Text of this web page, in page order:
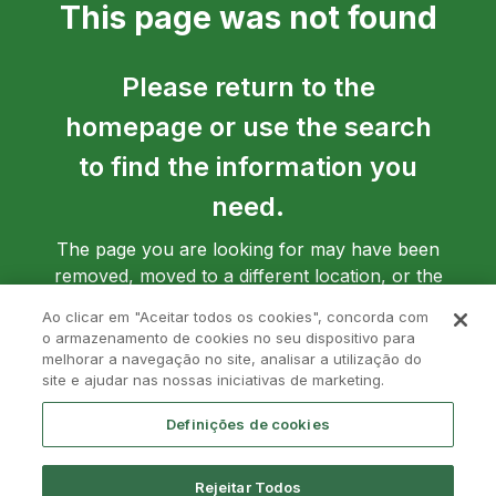
This page was not found
Please return to the
homepage or use the search
to find the information you
need.
The page you are looking for may have been
removed, moved to a different location, or the
Ao clicar em "Aceitar todos os cookies", concorda com
o armazenamento de cookies no seu dispositivo para
melhorar a navegação no site, analisar a utilização do
site e ajudar nas nossas iniciativas de marketing.
Definições de cookies
Rejeitar Todos